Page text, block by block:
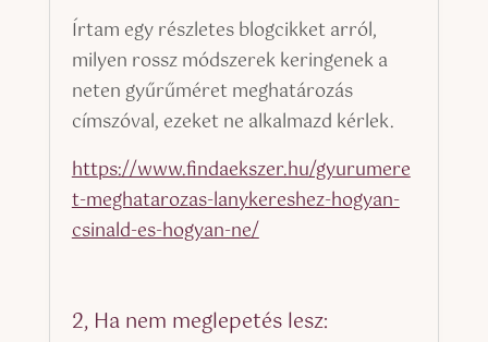
Írtam egy részletes blogcikket arról,
milyen rossz módszerek keringenek a
neten gyűrűméret meghatározás
címszóval, ezeket ne alkalmazd kérlek.
https://www.findaekszer.hu/gyurumere
t-meghatarozas-lanykereshez-hogyan-
csinald-es-hogyan-ne/
2, Ha nem meglepetés lesz: